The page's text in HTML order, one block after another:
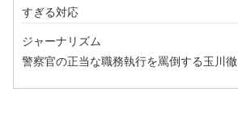
すぎる対応
ジャーナリズム
警察官の正当な職務執行を罵倒する玉川徹